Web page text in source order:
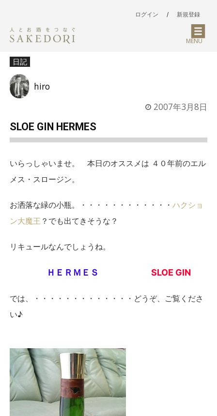
ログイン / 新規登録
MENU
日記
hiro
2007年3月8日
SLOE GIN HERMES
いらっしゃいませ。 本日のオススメは ４０年前のエル
メス・スロージン。
お洒落な緑の小瓶。・・・・・・・・・・・・ ハクショ
ン大魔王 ？でも出てきそうな？
リキュールなんでしょうね。
ＨＥＲＭＥＳ SLOE GIN
では、・・・・・・・・・・・・・どうぞ、ご覧くださ
い♪